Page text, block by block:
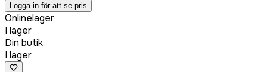
Logga in för att se pris
Onlinelager
I lager
Din butik
I lager